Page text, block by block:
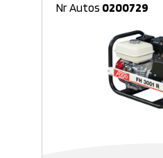
Nr Autos 0200729